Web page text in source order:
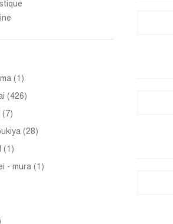
(1)
(426)
(7)
(28)
(1)
- mura (1)